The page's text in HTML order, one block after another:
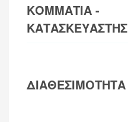
ΚΟΜΜΑΤΙΑ -
ΚΑΤΑΣΚΕΥΑΣΤΗΣ
ΔΙΑΘΕΣΙΜΟΤΗΤΑ